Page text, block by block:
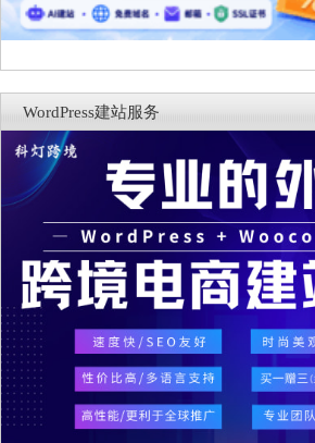
WordPress建站服务